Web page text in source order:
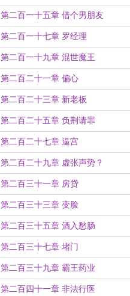
第二百一十五章 借个男朋友
第二百一十七章 罗经理
第二百一十九章 混世魔王
第二百二十一章 偏心
第二百二十三章 新老板
第二百二十五章 负荆请罪
第二百二十七章 逼宫
第二百二十九章 虚张声势？
第二百三十一章 房贷
第二百三十三章 变脸
第二百三十五章 酒入愁肠
第二百三十七章 堵门
第二百三十九章 霸王药业
第二百四十一章 非法行医